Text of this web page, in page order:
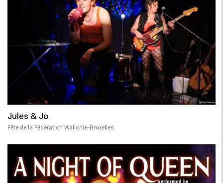
Jules & Jo
Fête de la Fédération Wallonie-Bruxelles